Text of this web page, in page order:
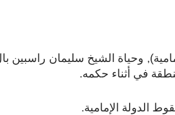
وحياة الشيخ سليمان راسبين
في أثناء حكمه.
الدولة الإمامية.